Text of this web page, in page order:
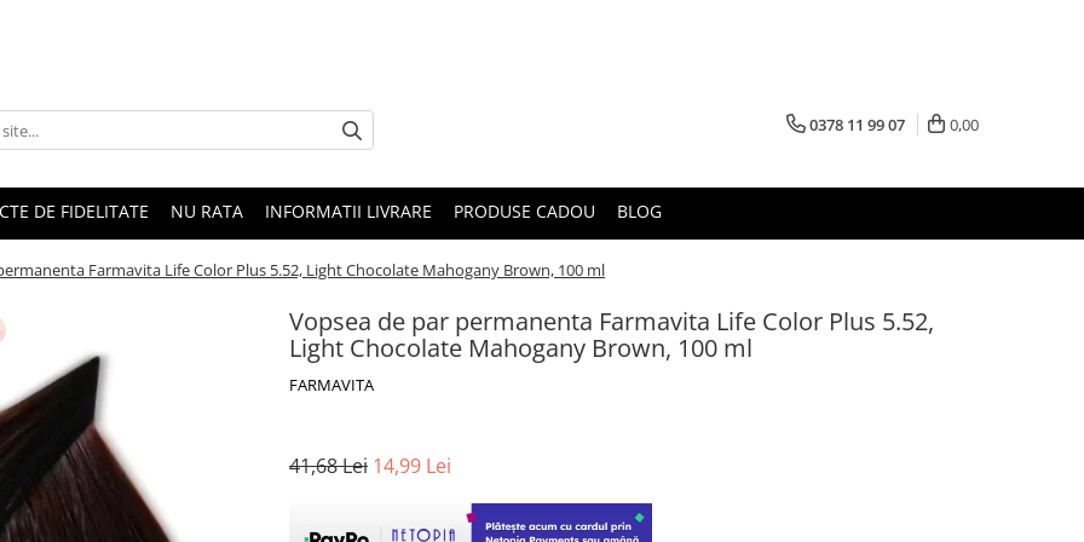
0378 11 99 07 0,00
DE FIDELITATE NU RATA INFORMATII LIVRARE PRODUSE CADOU BLOG
Farmavita Life Color Plus 5.52, Light Chocolate Mahogany Brown, 100 ml
Vopsea de par permanenta Farmavita Life Color Plus 5.52,
Light Chocolate Mahogany Brown, 100 ml
FARMAVITA
41,68 Lei 14,99 Lei